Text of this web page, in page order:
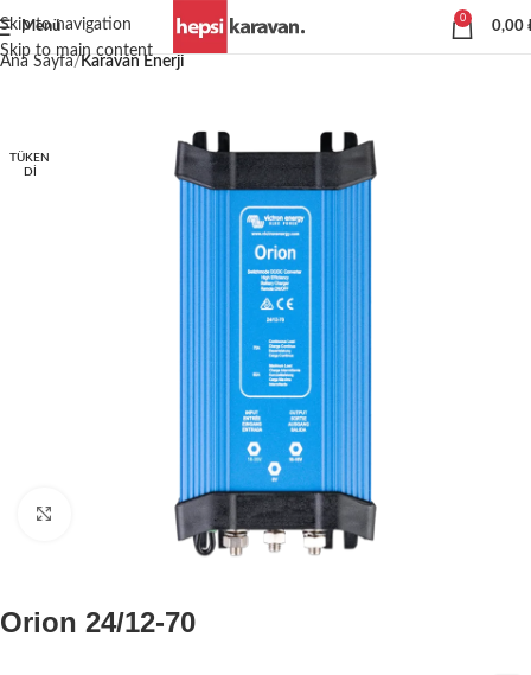
Skip to navigation
Skip to main content
Menü
0
0,00
Ana Sayfa Karavan Enerji
TÜKEN
DI
Büyütmek için tıklayın
Orion 24/12-70